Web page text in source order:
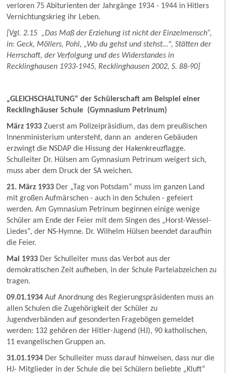
verloren 75 Abiturienten der Jahrgänge 1934 - 1944 in Hitlers
Vernichtungskrieg ihr Leben.
[Vgl. 2.15 „Das Maß der Erziehung ist nicht der Einzelmensch“,
in: Geck, Möllers, Pohl, „Wo du gehst und stehst…", Stätten der
Herrschaft, der Verfolgung und des Widerstandes in
Recklinghausen 1933-1945, Recklinghausen 2002, S. 88-90]
„GLEICHSCHALTUNG“ der Schülerschaft am Beispiel einer
Recklinghäuser Schule (Gymnasium Petrinum)
März 1933 Zuerst am Polizeipräsidium, das dem preußischen
Innenministerium untersteht, dann an anderen Gebäuden
erzwingt die NSDAP die Hissung der Hakenkreuzflagge.
Schulleiter Dr. Hülsen am Gymnasium Petrinum weigert sich,
muss aber dem Druck der SA weichen.
21. März 1933 Der „Tag von Potsdam“ muss im ganzen Land
mit großen Aufmärschen - auch in den Schulen - gefeiert
werden. Am Gymnasium Petrinum beginnen einige wenige
Schüler am Ende der Feier mit dem Singen des „Horst-Wessel-
Liedes“, der NS-Hymne. Dr. Wilhelm Hülsen beendet daraufhin
die Feier.
Mai 1933 Der Schulleiter muss das Verbot aus der
demokratischen Zeit aufheben, in der Schule Parteiabzeichen zu
tragen.
09.01.1934 Auf Anordnung des Regierungspräsidenten muss an
allen Schulen die Zugehörigkeit der Schüler zu
Jugendverbänden auf gesonderten Fragebögen gemeldet
werden: 132 gehören der Hitler-Jugend (HJ), 90 katholischen,
11 evangelischen Gruppen an.
31.01.1934 Der Schulleiter muss darauf hinweisen, dass nur die
HJ- Mitglieder in der Schule die bei Schülern beliebte „Kluft“